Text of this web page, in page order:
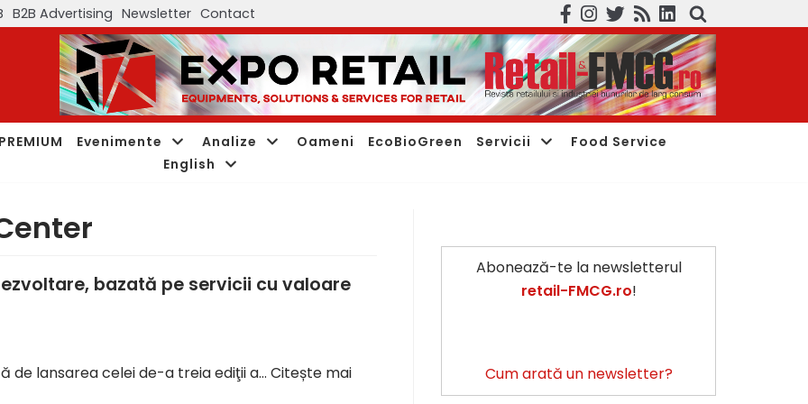
B2B Advertising Newsletter Contact
Evenimente Analize Oameni EcoBioGreen Servicii
Food Service
English
bazată pe servicii cu valoare
de lansarea celei de-a treia ediţii a… Citește mai
Abonează-te la newsletterul
retail-FMCG.ro!
Cum arată un newsletter?